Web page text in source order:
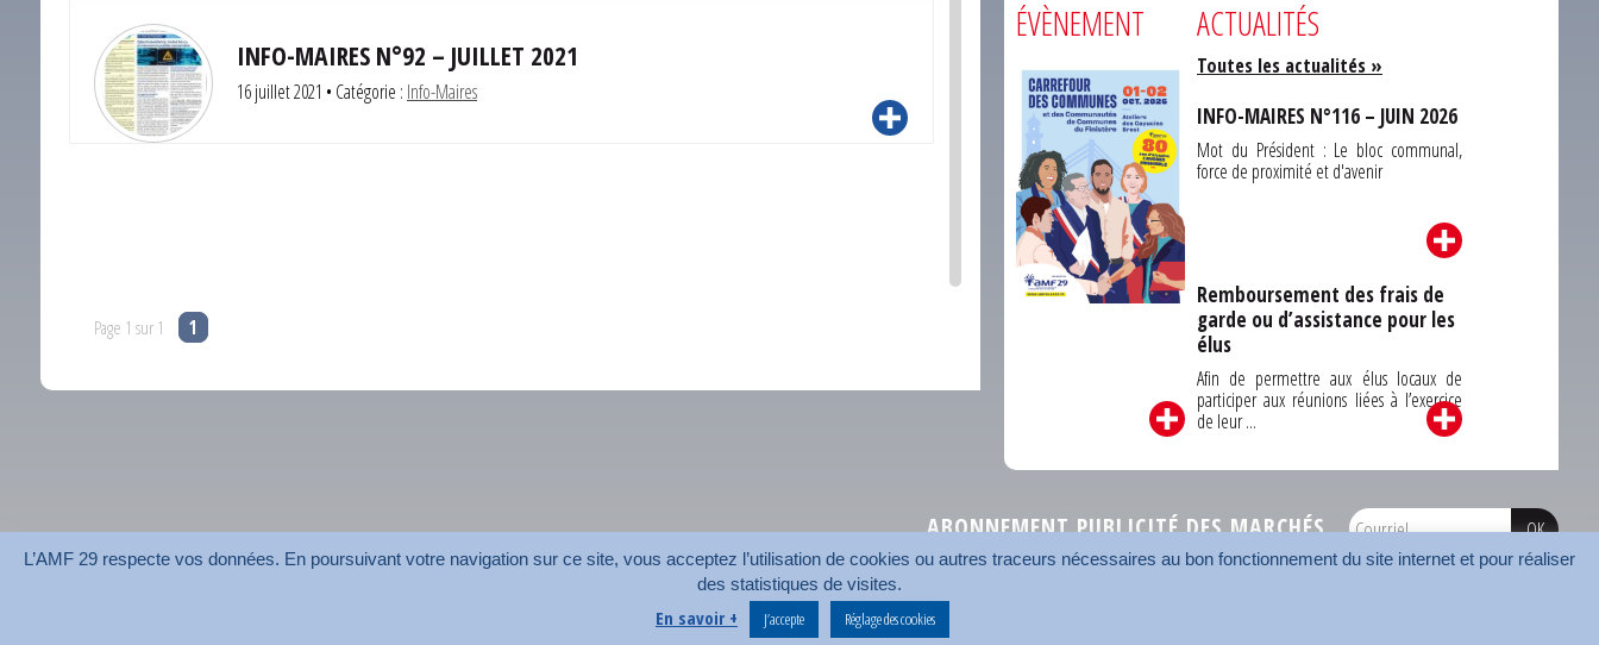
INFO-MAIRES N°92 – JUILLET 2021
16 juillet 2021 • Catégorie : Info-Maires
Page 1 sur 1 1
ÉVÈNEMENT ACTUALITÉS
Toutes les actualités »
INFO-MAIRES N°116 – JUIN 2026
Mot du Président : Le bloc communal,
force de proximité et d'avenir
Remboursement des frais de
garde ou d’assistance pour les
élus
Afin de permettre aux élus locaux de
participer aux réunions liées à l’exercice
de leur ...
ABONNEMENT PUBLICITÉ DES MARCHÉS
Plan du site
L’AMF 29 respecte vos données. En poursuivant votre navigation sur ce site, vous acceptez l’utilisation de cookies ou autres traceurs nécessaires au bon fonctionnement du site internet et pour réaliser
des statistiques de visites.
En savoir + J’accepte Réglage des cookies